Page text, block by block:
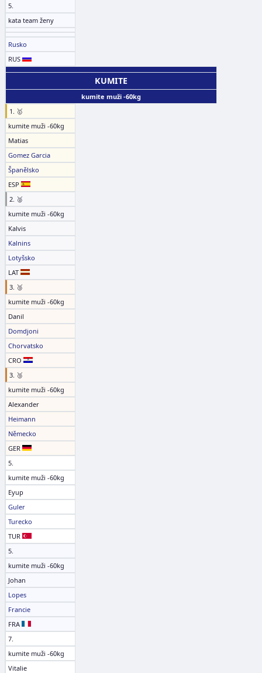
5.
kata team ženy
Rusko
RUS
KUMITE
kumite muži -60kg
1. 🥇
kumite muži -60kg
Matias
Gomez Garcia
Španělsko
ESP
2. 🥈
kumite muži -60kg
Kalvis
Kalnins
Lotyšsko
LAT
3. 🥉
kumite muži -60kg
Danil
Domdjoni
Chorvatsko
CRO
3. 🥉
kumite muži -60kg
Alexander
Heimann
Německo
GER
5.
kumite muži -60kg
Eyup
Guler
Turecko
TUR
5.
kumite muži -60kg
Johan
Lopes
Francie
FRA
7.
kumite muži -60kg
Vitalie